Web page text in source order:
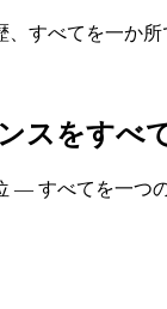
すべてを一か所
スをす
— すべてを一つ